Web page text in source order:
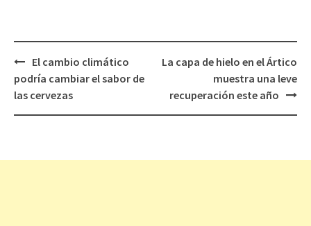
Navegación
de
El cambio climático
podría cambiar el sabor de
las cervezas
La capa de hielo en el Ártico
muestra una leve
recuperación este año